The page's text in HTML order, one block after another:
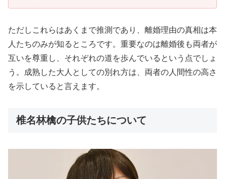
ただしこれらはあくまで推測であり、離婚理由の真相は本
人たちのみが知るところです。重要なのは離婚後も両者が
互いを尊重し、それぞれの道を歩んでいるという点でしょ
う。成熟した大人としての別れ方は、両者の人間性の高さ
を示していると言えます。
椎名林檎の子供たちについて